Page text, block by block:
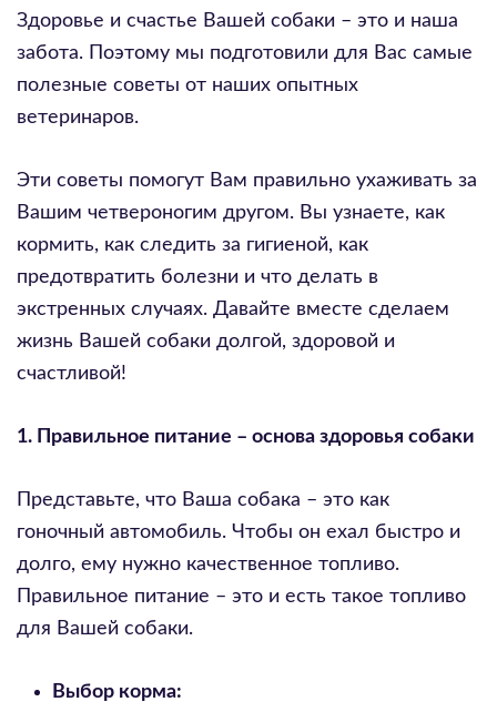
Здоровье и счастье Вашей собаки – это и наша
забота. Поэтому мы подготовили для Вас самые
полезные советы от наших опытных
ветеринаров.
Эти советы помогут Вам правильно ухаживать за
Вашим четвероногим другом. Вы узнаете, как
кормить, как следить за гигиеной, как
предотвратить болезни и что делать в
экстренных случаях. Давайте вместе сделаем
жизнь Вашей собаки долгой, здоровой и
счастливой!
1. Правильное питание – основа здоровья собаки
Представьте, что Ваша собака – это как
гоночный автомобиль. Чтобы он ехал быстро и
долго, ему нужно качественное топливо.
Правильное питание – это и есть такое топливо
для Вашей собаки.
Выбор корма: